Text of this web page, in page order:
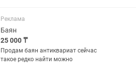
Реклама
Баян
25 000 ₸
Продам баян антиквариат сейчас
такое редко найти можно